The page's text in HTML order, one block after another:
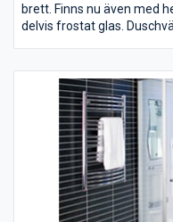
brett. Finns nu även med
delvis frostat glas.